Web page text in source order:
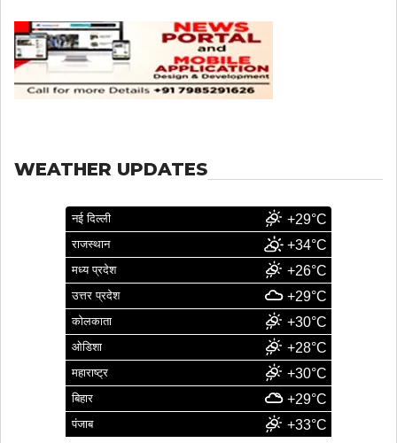
WEATHER UPDATES
नई दिल्ली +29°C
राजस्थान +34°C
मध्य प्रदेश +26°C
उत्तर प्रदेश +29°C
कोलकाता +30°C
ओडिशा +28°C
महाराष्ट्र +30°C
बिहार +29°C
पंजाब +33°C